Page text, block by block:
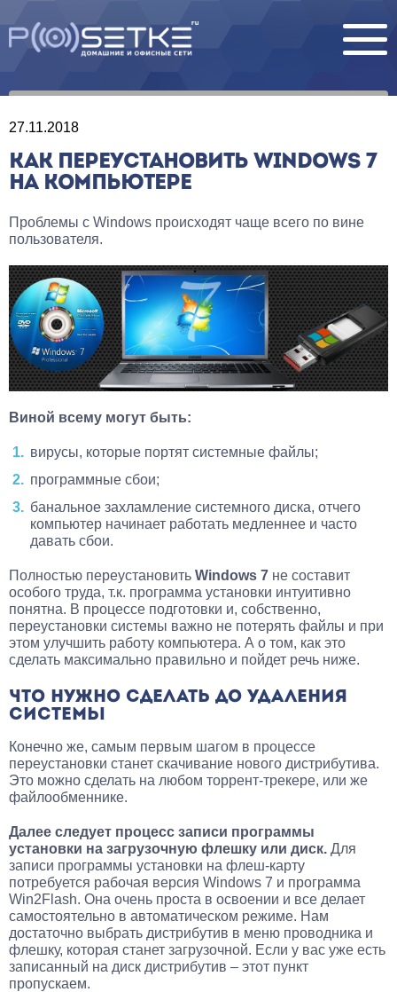
27.11.2018
КАК ПЕРЕУСТАНОВИТЬ WINDOWS 7
НА КОМПЬЮТЕРЕ
Проблемы с Windows происходят чаще всего по вине
пользователя.
Виной всему могут быть:
вирусы, которые портят системные файлы;
программные сбои;
банальное захламление системного диска, отчего
компьютер начинает работать медленнее и часто
давать сбои.
Полностью переустановить Windows 7 не составит
особого труда, т.к. программа установки интуитивно
понятна. В процессе подготовки и, собственно,
переустановки системы важно не потерять файлы и при
этом улучшить работу компьютера. А о том, как это
сделать максимально правильно и пойдет речь ниже.
ЧТО НУЖНО СДЕЛАТЬ ДО УДАЛЕНИЯ
СИСТЕМЫ
Конечно же, самым первым шагом в процессе
переустановки станет скачивание нового дистрибутива.
Это можно сделать на любом торрент-трекере, или же
файлообменнике.
Далее следует процесс записи программы
установки на загрузочную флешку или диск. Для
записи программы установки на флеш-карту
потребуется рабочая версия Windows 7 и программа
Win2Flash. Она очень проста в освоении и все делает
самостоятельно в автоматическом режиме. Нам
достаточно выбрать дистрибутив в меню проводника и
флешку, которая станет загрузочной. Если у вас уже есть
записанный на диск дистрибутив – этот пункт
пропускаем.